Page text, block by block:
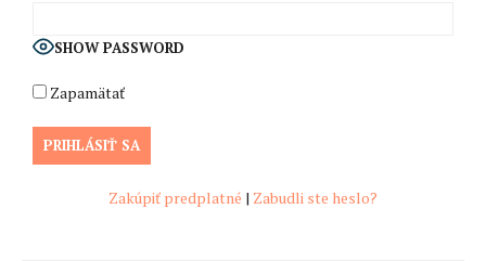
SHOW PASSWORD
Zapamätať
Zakúpiť predplatné | Zabudli ste heslo?